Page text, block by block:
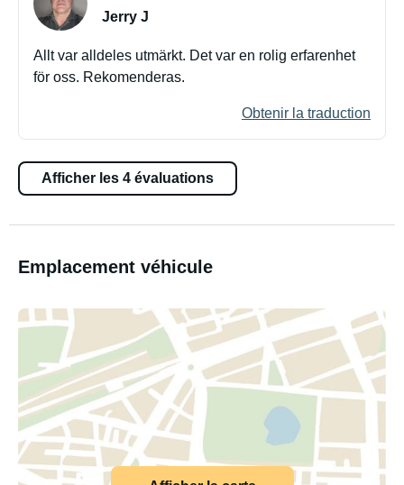
Jerry J
Allt var alldeles utmärkt. Det var en rolig erfarenhet
för oss. Rekomenderas.
Obtenir la traduction
Afficher les 4 évaluations
Emplacement véhicule